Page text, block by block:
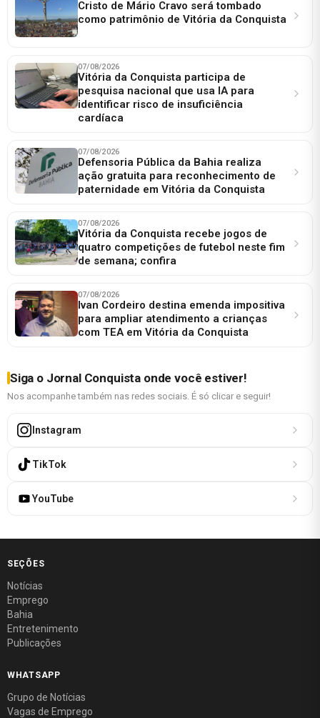
Cristo de Mário Cravo será tombado
como patrimônio de Vitória da Conquista
07/08/2026
Vitória da Conquista participa de
pesquisa nacional que usa IA para
identificar risco de insuficiência
cardíaca
07/08/2026
Defensoria Pública da Bahia realiza
ação gratuita para reconhecimento de
paternidade em Vitória da Conquista
07/08/2026
Vitória da Conquista recebe jogos de
quatro competições de futebol neste fim
de semana; confira
07/08/2026
Ivan Cordeiro destina emenda impositiva
para ampliar atendimento a crianças
com TEA em Vitória da Conquista
Siga o Jornal Conquista onde você estiver!
Nos acompanhe também nas redes sociais. É só clicar e seguir!
Instagram
TikTok
YouTube
SEÇÕES
Notícias
Emprego
Bahia
Entretenimento
Publicações
WHATSAPP
Grupo de Notícias
Vagas de Emprego